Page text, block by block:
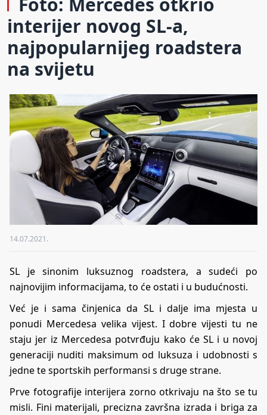
interijer novog SL-a,
najpopularnijeg roadstera
na svijetu
14.07.2021.
SL je sinonim luksuznog roadstera, a sudeći po
najnovijim informacijama, to će ostati i u budućnosti.
Već je i sama činjenica da SL i dalje ima mjesta u
ponudi Mercedesa velika vijest. I dobre vijesti tu ne
staju jer iz Mercedesa potvrđuju kako će SL i u novoj
generaciji nuditi maksimum od luksuza i udobnosti s
jedne te sportskih performansi s druge strane.
Prve fotografije interijera zorno otkrivaju na što se tu
misli. Fini materijali, precizna završna izrada i briga za